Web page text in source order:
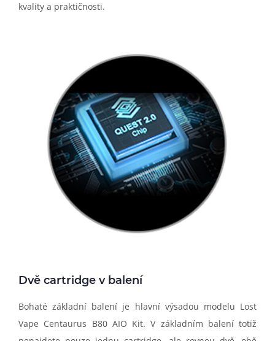
kvality a praktičnosti.
Dvě cartridge v balení
Bohaté základní balení je hlavní výsadou modelu Lost
Vape Centaurus B80 AIO Kit. V základním balení totiž